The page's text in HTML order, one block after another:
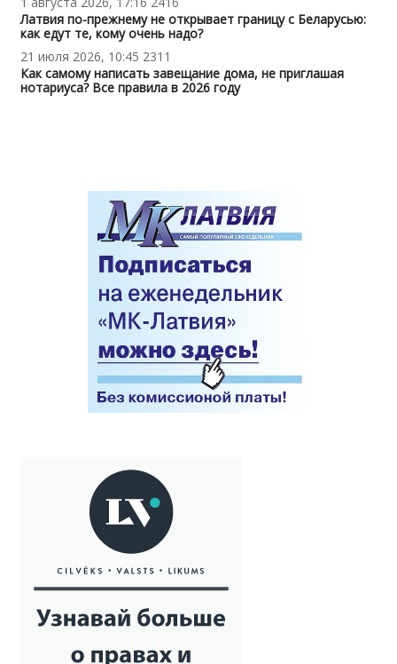
Латвия по-прежнему не открывает границу с Беларусью:
как едут те, кому очень надо?
21 июля 2026, 10:45 2311
Как самому написать завещание дома, не приглашая
нотариуса? Все правила в 2026 году